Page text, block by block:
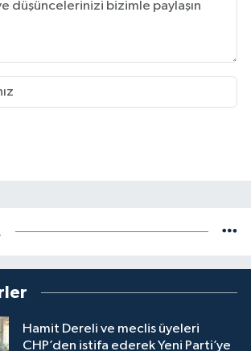
Hamit Dereli ve meclis üyeleri
CHP’den istifa ederek Yeni Parti’ye